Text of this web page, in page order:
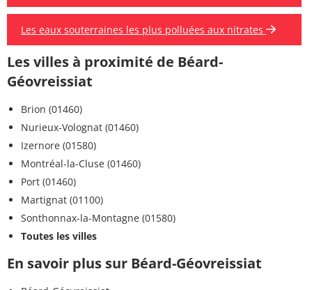
Les eaux souterraines les plus polluées aux nitrates
Les villes à proximité de Béard-
Géovreissiat
Brion (01460)
Nurieux-Volognat (01460)
Izernore (01580)
Montréal-la-Cluse (01460)
Port (01460)
Martignat (01100)
Sonthonnax-la-Montagne (01580)
Toutes les villes
En savoir plus sur Béard-Géovreissiat